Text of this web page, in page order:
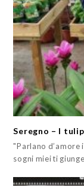
Seregno – I
"Parlano
sogni miei ti